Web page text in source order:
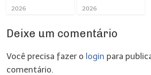
2026
2026
Deixe um comentário
Você precisa fazer o login para
comentário.